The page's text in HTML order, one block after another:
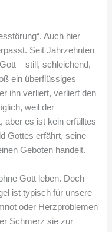
Auch hier
Seit Jahrzehnten
– still, schleichend,
ein überflüssiges
ihn verliert, verliert den
weil der
aber es ist kein erfülltes
Gottes erfährt, seine
Geboten handelt.
Gott leben. Doch
ist typisch für unsere
oder Herzproblemen
Schmerz sie zur